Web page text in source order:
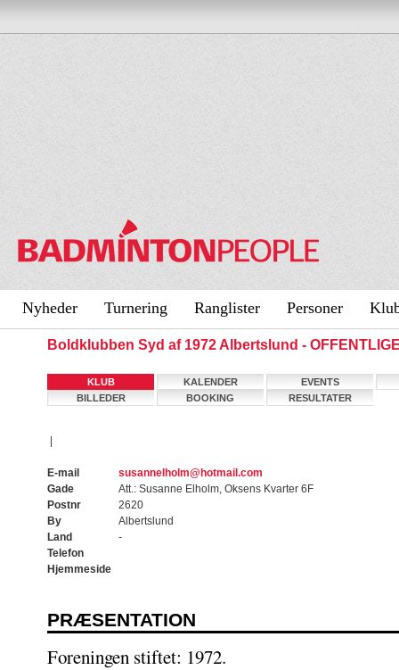
Nyheder Turnering Ranglister Personer
Boldklubben Syd af 1972 Albertslund -
KLUB KALENDER
EVENTS
BILLEDER
BOOKING RESULTATER
E-mail
susannelholm@hotmail.com
Gade
Att.: Susanne Elholm, Oksens Kvarter 6F
Postnr
2620
By
Albertslund
Land
-
Telefon
Hjemmeside
PRÆSENTATION
Foreningen stiftet: 1972.